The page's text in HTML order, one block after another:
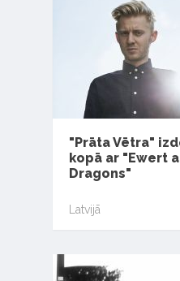
"Prāta Vētra"
kopā ar "Ewert
Dragons"
Latvijā